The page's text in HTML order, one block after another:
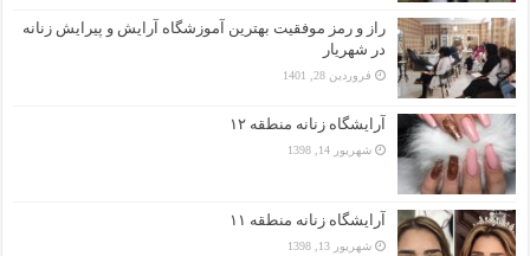
راز و رمز موفقیت بهترین آموزشگاه آرایش و پیرایش زنانه
در شهریار
فروردین 28, 1401
آرایشگاه زنانه منطقه ۱۲
شهریور 14, 1398
آرایشگاه زنانه منطقه ۱۱
شهریور 13, 1398